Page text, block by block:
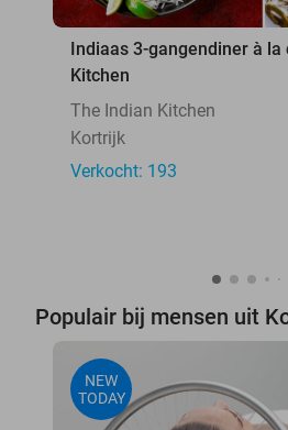
Indiaas 3-gangendiner à
Kitchen
The Indian Kitchen
Kortrijk
Verkocht: 193
Populair bij mensen uit
NEW
TODAY